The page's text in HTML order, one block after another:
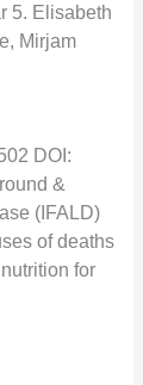
5. Elisabeth
Mirjam
DOI:
&
(IFALD)
of deaths
for